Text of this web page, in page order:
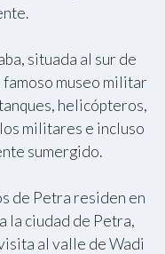
situada al sur de
museo militar
helicópteros,
militares e incluso
sumergido.
de Petra residen en
la ciudad de Petra,
al valle de Wadi